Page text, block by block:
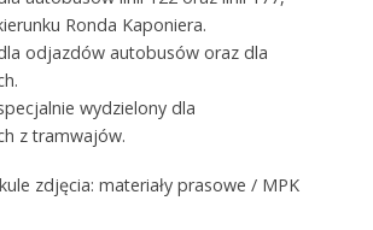
Ronda Kaponiera.
odjazdów autobusów oraz dla
wydzielony dla
z tramwajów.
zdjęcia: materiały prasowe / MPK